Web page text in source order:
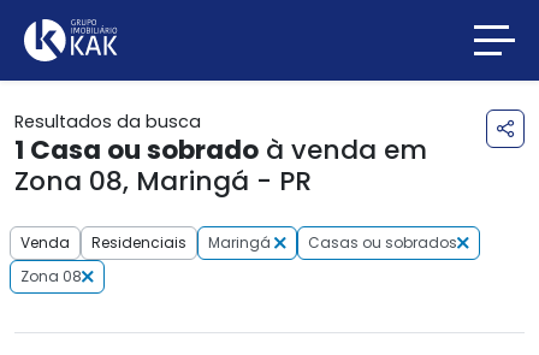
Resultados da busca
1 Casa ou sobrado à venda em
Zona 08, Maringá - PR
Venda Residenciais Maringá
Casas ou sobrados
Zona 08